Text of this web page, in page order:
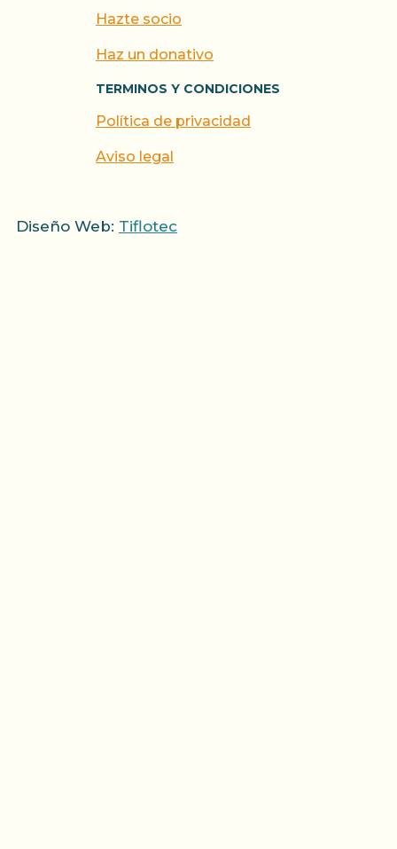
Hazte socio
Haz un donativo
TERMINOS Y CONDICIONES
Política de privacidad
Aviso legal
Diseño Web: Tiflotec